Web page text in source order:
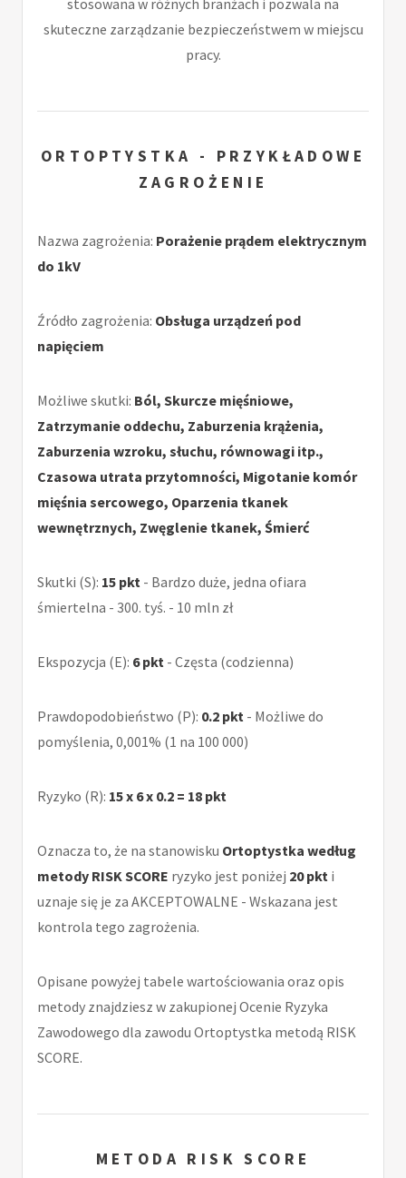
skuteczne zarządzanie bezpieczeństwem w miejscu
pracy.
ORTOPTYSTKA - PRZYKŁADOWE
ZAGROŻENIE
Nazwa zagrożenia: Porażenie prądem elektrycznym
do 1kV
Źródło zagrożenia: Obsługa urządzeń pod
napięciem
Możliwe skutki: Ból, Skurcze mięśniowe,
Zatrzymanie oddechu, Zaburzenia krążenia,
Zaburzenia wzroku, słuchu, równowagi itp.,
Czasowa utrata przytomności, Migotanie komór
mięśnia sercowego, Oparzenia tkanek
wewnętrznych, Zwęglenie tkanek, Śmierć
Skutki (S): 15 pkt - Bardzo duże, jedna ofiara
śmiertelna - 300. tyś. - 10 mln zł
Ekspozycja (E): 6 pkt - Częsta (codzienna)
Prawdopodobieństwo (P): 0.2 pkt - Możliwe do
pomyślenia, 0,001% (1 na 100 000)
Ryzyko (R): 15 x 6 x 0.2 = 18 pkt
Oznacza to, że na stanowisku Ortoptystka według
metody RISK SCORE ryzyko jest poniżej 20 pkt i
uznaje się je za AKCEPTOWALNE - Wskazana jest
kontrola tego zagrożenia.
Opisane powyżej tabele wartościowania oraz opis
metody znajdziesz w zakupionej Ocenie Ryzyka
Zawodowego dla zawodu Ortoptystka metodą RISK
SCORE.
METODA RISK SCORE